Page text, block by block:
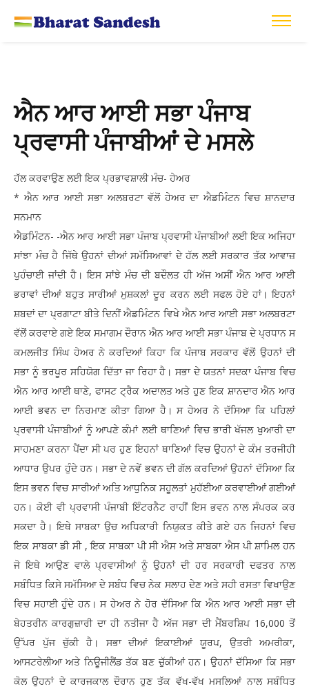
ਐਨ ਆਰ ਆਈ ਸਭਾ ਪੰਜਾਬ
ਪ੍ਰਵਾਸੀ ਪੰਜਾਬੀਆਂ ਦੇ ਮਸਲੇ
ਹੱਲ ਕਰਵਾਉਣ ਲਈ ਇਕ ਪ੍ਰਭਾਵਸ਼ਾਲੀ ਮੰਚ- ਹੇਅਰ
* ਐਨ ਆਰ ਆਈ ਸਭਾ ਅਲਬਰਟਾ ਵੱਲੋਂ ਹੇਅਰ ਦਾ ਐਡਮਿੰਟਨ ਵਿਚ ਸ਼ਾਨਦਾਰ
ਸਨਮਾਨ
ਐਡਮਿੰਟਨ- -ਐਨ ਆਰ ਆਈ ਸਭਾ ਪੰਜਾਬ ਪ੍ਰਵਾਸੀ ਪੰਜਾਬੀਆਂ ਲਈ ਇਕ ਅਜਿਹਾ
ਸਾਂਝਾ ਮੰਚ ਹੈ ਜਿੱਥੇ ਉਹਨਾਂ ਦੀਆਂ ਸਮੱਸਿਆਵਾਂ ਦੇ ਹੱਲ ਲਈ ਸਰਕਾਰ ਤੱਕ ਆਵਾਜ਼
ਪੁਹੰਚਾਈ ਜਾਂਦੀ ਹੈ। ਇਸ ਸਾਂਝੇ ਮੰਚ ਦੀ ਬਦੌਲਤ ਹੀ ਅੱਜ ਅਸੀਂ ਐਨ ਆਰ ਆਈ
ਭਰਾਵਾਂ ਦੀਆਂ ਬਹੁਤ ਸਾਰੀਆਂ ਮੁਸ਼ਕਲਾਂ ਦੂਰ ਕਰਨ ਲਈ ਸਫਲ ਹੋਏ ਹਾਂ। ਇਹਨਾਂ
ਸ਼ਬਦਾਂ ਦਾ ਪ੍ਰਗਾਟਾ ਬੀਤੇ ਦਿਨੀਂ ਐਡਮਿੰਟਨ ਵਿਖੇ ਐਨ ਆਰ ਆਈ ਸਭਾ ਅਲਬਰਟਾ
ਵੱਲੋਂ ਕਰਵਾਏ ਗਏ ਇਕ ਸਮਾਗਮ ਦੌਰਾਨ ਐਨ ਆਰ ਆਈ ਸਭਾ ਪੰਜਾਬ ਦੇ ਪ੍ਰਧਾਨ ਸ
ਕਮਲਜੀਤ ਸਿੰਘ ਹੇਅਰ ਨੇ ਕਰਦਿਆਂ ਕਿਹਾ ਕਿ ਪੰਜਾਬ ਸਰਕਾਰ ਵੱਲੋਂ ਉਹਨਾਂ ਦੀ
ਸਭਾ ਨੂੰ ਭਰਪੂਰ ਸਹਿਯੋਗ ਦਿੱਤਾ ਜਾ ਰਿਹਾ ਹੈ। ਸਭਾ ਦੇ ਯਤਨਾਂ ਸਦਕਾ ਪੰਜਾਬ ਵਿਚ
ਐਨ ਆਰ ਆਈ ਥਾਣੇ, ਫਾਸਟ ਟ੍ਰੈਕ ਅਦਾਲਤ ਅਤੇ ਹੁਣ ਇਕ ਸ਼ਾਨਦਾਰ ਐਨ ਆਰ
ਆਈ ਭਵਨ ਦਾ ਨਿਰਮਾਣ ਕੀਤਾ ਗਿਆ ਹੈ। ਸ ਹੇਅਰ ਨੇ ਦੱਸਿਆ ਕਿ ਪਹਿਲਾਂ
ਪ੍ਰਵਾਸੀ ਪੰਜਾਬੀਆਂ ਨੂੰ ਆਪਣੇ ਕੰਮਾਂ ਲਈ ਥਾਣਿਆਂ ਵਿਚ ਭਾਰੀ ਖੱਜਲ ਖੁਆਰੀ ਦਾ
ਸਾਹਮਣਾ ਕਰਨਾ ਪੈਂਦਾ ਸੀ ਪਰ ਹੁਣ ਇਹਨਾਂ ਥਾਣਿਆਂ ਵਿਚ ਉਹਨਾਂ ਦੇ ਕੰਮ ਤਰਜੀਹੀ
ਆਧਾਰ ਉਪਰ ਹੁੰਦੇ ਹਨ। ਸਭਾ ਦੇ ਨਵੇਂ ਭਵਨ ਦੀ ਗੱਲ ਕਰਦਿਆਂ ਉਹਨਾਂ ਦੱਸਿਆ ਕਿ
ਇਸ ਭਵਨ ਵਿਚ ਸਾਰੀਆਂ ਅਤਿ ਆਧੁਨਿਕ ਸਹੂਲਤਾਂ ਮੁਹੱਈਆ ਕਰਵਾਈਆਂ ਗਈਆਂ
ਹਨ। ਕੋਈ ਵੀ ਪ੍ਰਵਾਸੀ ਪੰਜਾਬੀ ਇੰਟਰਨੈਟ ਰਾਹੀਂ ਇਸ ਭਵਨ ਨਾਲ ਸੰਪਰਕ ਕਰ
ਸਕਦਾ ਹੈ। ਇਥੇ ਸਾਬਕਾ ਉਚ ਅਧਿਕਾਰੀ ਨਿਯੁਕਤ ਕੀਤੇ ਗਏ ਹਨ ਜਿਹਨਾਂ ਵਿਚ
ਇਕ ਸਾਬਕਾ ਡੀ ਸੀ , ਇਕ ਸਾਬਕਾ ਪੀ ਸੀ ਐਸ ਅਤੇ ਸਾਬਕਾ ਐਸ ਪੀ ਸ਼ਾਮਿਲ ਹਨ
ਜੋ ਇਥੇ ਆਉਣ ਵਾਲੇ ਪ੍ਰਵਾਸੀਆਂ ਨੂੰ ਉਹਨਾਂ ਦੀ ਹਰ ਸਰਕਾਰੀ ਦਫਤਰ ਨਾਲ
ਸਬੰਧਿਤ ਕਿਸੇ ਸਮੱਸਿਆ ਦੇ ਸਬੰਧ ਵਿਚ ਨੇਕ ਸਲਾਹ ਦੇਣ ਅਤੇ ਸਹੀ ਰਸਤਾ ਵਿਖਾਉਣ
ਵਿਚ ਸਹਾਈ ਹੁੰਦੇ ਹਨ। ਸ ਹੇਅਰ ਨੇ ਹੋਰ ਦੱਸਿਆ ਕਿ ਐਨ ਆਰ ਆਈ ਸਭਾ ਦੀ
ਬੇਹਤਰੀਨ ਕਾਰਗੁਜ਼ਾਰੀ ਦਾ ਹੀ ਨਤੀਜਾ ਹੈ ਅੱਜ ਸਭਾ ਦੀ ਮੈਂਬਰਸ਼ਿਪ 16,000 ਤੋਂ
ਉੱਪਰ ਪੁੱਜ ਚੁੱਕੀ ਹੈ। ਸਭਾ ਦੀਆਂ ਇਕਾਈਆਂ ਯੂਰਪ, ਉਤਰੀ ਅਮਰੀਕਾ,
ਆਸਟਰੇਲੀਆ ਅਤੇ ਨਿਊਜੀਲੈਂਡ ਤੱਕ ਬਣ ਚੁੱਕੀਆਂ ਹਨ। ਉਹਨਾਂ ਦੱਸਿਆ ਕਿ ਸਭਾ
ਕੋਲ ਉਹਨਾਂ ਦੇ ਕਾਰਜਕਾਲ ਦੌਰਾਨ ਹੁਣ ਤੱਕ ਵੱਖ-ਵੱਖ ਮਸਲਿਆਂ ਨਾਲ ਸਬੰਧਿਤ